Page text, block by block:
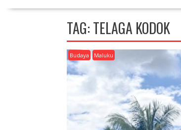
TAG:TELAGA KODOK
Budaya Maluku